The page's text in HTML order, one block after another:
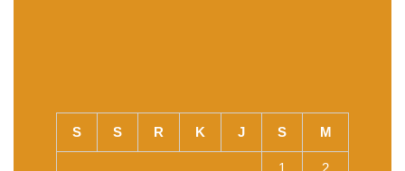
S S R K J S M
1 2